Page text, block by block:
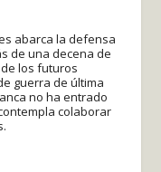
abarca la defensa
de una decena de
los futuros
guerra de última
no ha entrado
colaborar